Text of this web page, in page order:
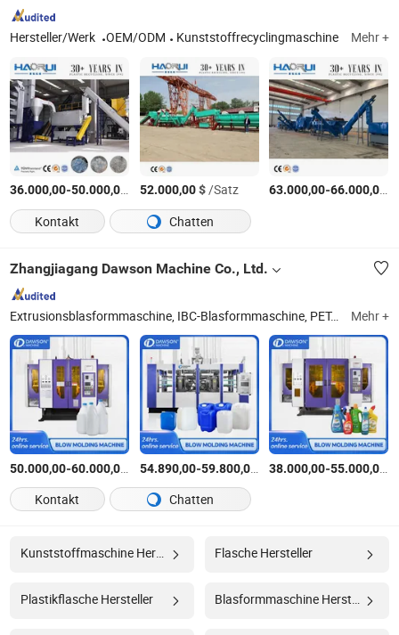
Hersteller/Werk OEM/ODM Kunststoffrecyclingmaschine Mehr +
36.000,00-50.000,00 $ /Satz
52.000,00$/Satz 63.000,00-66.000,00 $
Kontakt
Chatten
Zhangjiagang Dawson Machine Co., Ltd.
Extrusionsblasformmaschine, IBC-Blasformmaschine, PET-Vorform-Injektionsformmaschine, HDPE-Blasformmaschine, Injektionsblasformmaschine, Kunststoffblasformmaschine, HDPE automatische Extrusionsblasformmaschine, Kanister-Blasformmaschine, Akkumulations-Extrusionsblasformmaschine, Blasformmaschine Mehr +
50.000,00-60.000,00 $ /Stück
54.890,00-59.800,00 $ /Stück
38.000,00-55.000,00 $
Kontakt
Chatten
Kunststoffmaschine Hersteller Flasche Hersteller
Plastikflasche Hersteller